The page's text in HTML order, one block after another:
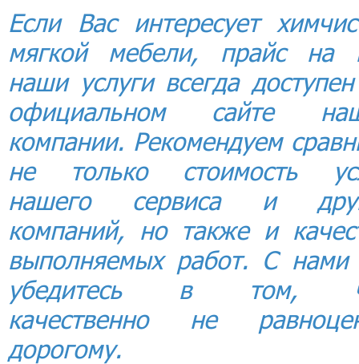
Если Вас интересует
мягкой мебели, прайс на
наши услуги всегда
официальном сайте
компании. Рекомендуем
не только стоимость
нашего сервиса и
компаний, но также и
выполняемых работ. С
убедитесь в том,
качественно не
дорогому.